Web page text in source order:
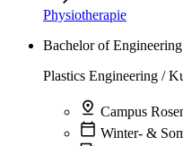
Physiotherapie
Bachelor of Engineering
Plastics Engineering /
Campus
Winter- &